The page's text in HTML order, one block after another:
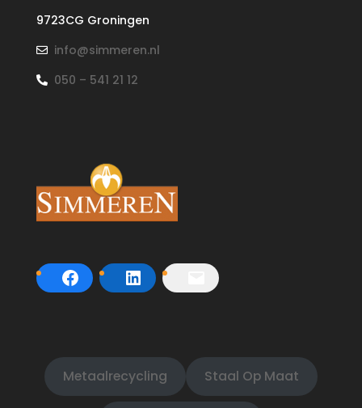
9723CG Groningen
info@simmeren.nl
050 – 541 21 12
Metaalrecycling Staal Op Maat